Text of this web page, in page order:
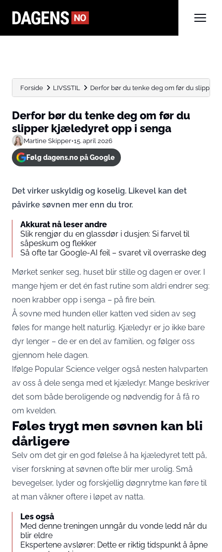
Forside LIVSSTIL Derfor bør du tenke deg om før du slipper
Derfor bør du tenke deg om før du
slipper kjæledyret opp i senga
Martine Skipper•15. april 2026
Følg dagens.no på Google
Det virker uskyldig og koselig. Likevel kan det
påvirke søvnen mer enn du tror.
Akkurat nå leser andre
Slik rengjør du en glassdør i dusjen: Si farvel til
såpeskum og flekker
Så ofte tar Google-AI feil – svaret vil overraske deg
Mørket senker seg, huset blir stille og dagen er over. I
mange hjem er det én fast rutine som aldri endrer seg:
noen krabber opp i senga – på fire bein.
Å sovne med hunden eller katten ved siden av seg
føles for mange helt naturlig. Kjæledyr er jo ikke bare
dyr lenger – de er en del av familien, og følger oss
gjennom hele dagen.
Ifølge Popular Science velger også nesten halvparten
av oss å dele senga med et kjæledyr. Mange beskriver
det som både beroligende og nødvendig for å få ro
om kvelden.
Føles trygt men søvnen kan bli
dårligere
Selv om det gir en god følelse å ha kjæledyret tett på,
viser forskning at søvnen ofte blir mer urolig. Små
bevegelser, lyder og forskjellig døgnrytme kan føre til
at man våkner oftere i løpet av natta.
Les også
Med denne treningen unngår du vonde ledd når du
blir eldre
Ekspertene avslører: Dette er riktig tidspunkt å åpne